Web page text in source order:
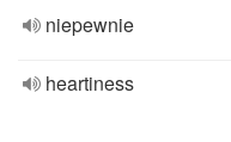
niepewnie
heartiness